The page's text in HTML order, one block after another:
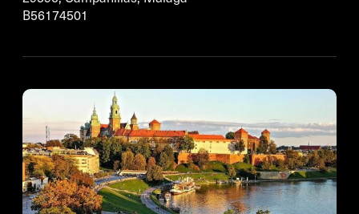
B56174501